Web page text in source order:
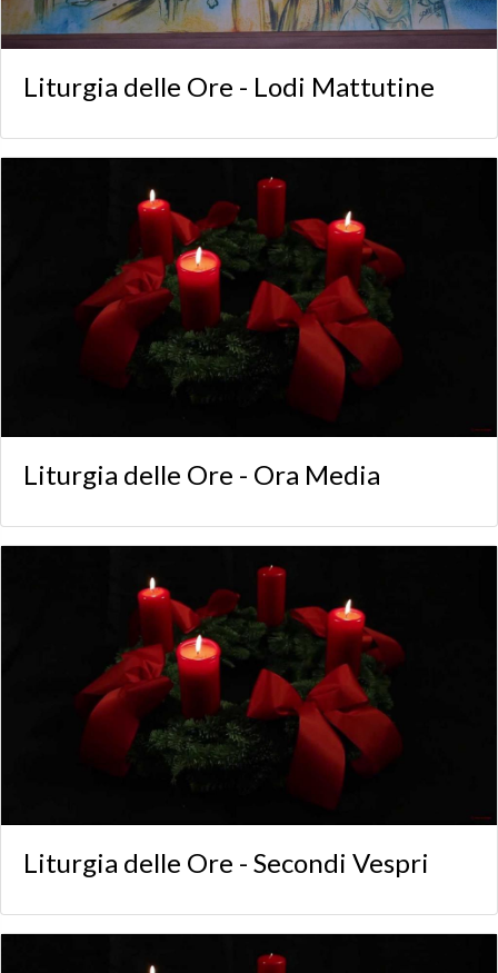
Liturgia delle Ore - Lodi Mattutine
Liturgia delle Ore - Ora Media
Liturgia delle Ore - Secondi Vespri